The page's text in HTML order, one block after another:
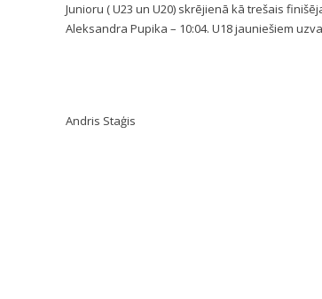
Junioru ( U23 un U20) skrējienā kā trešais
Aleksandra Pupika – 10:04. U18 jauniešiem
Andris Staģis